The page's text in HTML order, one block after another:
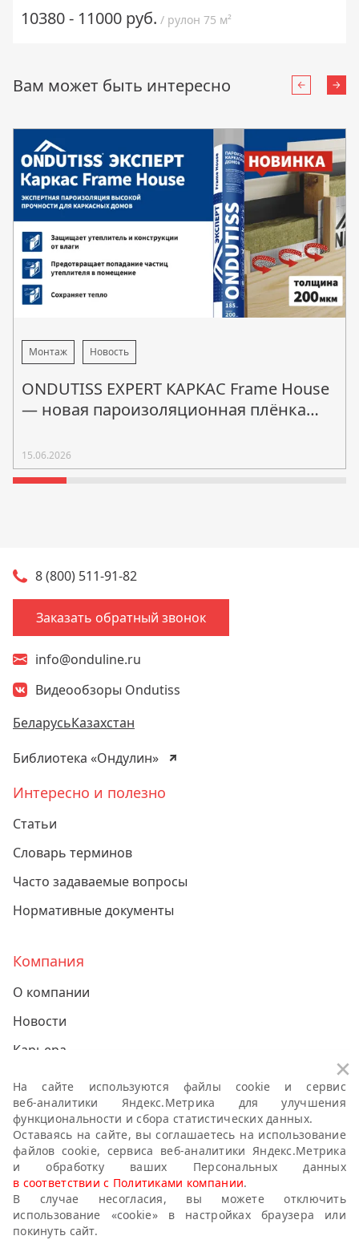
10380 - 11000 руб. / рулон 75 м²
Вам может быть интересно Назад
Монтаж Новость
ONDUTISS EXPERT КАРКАС Frame House
— новая пароизоляционная плёнка
15.06.2026
8 (800) 511-91-82
Заказать обратный звонок
info@onduline.ru
Видеообзоры Ondutiss
БеларусьКазахстан
Библиотека «Ондулин»
Интересно и полезно
Статьи
Словарь терминов
Часто задаваемые вопросы
Нормативные документы
Компания
О компании
Новости
Карьера
Контакты
Политики компании о персональных данных
Антикоррупционная политика
Правила публикации пользовательского контента
Политика использования файлов cookie
На сайте используются файлы cookie и сервис
веб-аналитики Яндекс.Метрика для улучшения
функциональности и сбора статистических данных.
Оставаясь на сайте, вы соглашаетесь на использование
файлов cookie, сервиса веб-аналитики Яндекс.Метрика
и обработку ваших Персональных данных
в соответствии с Политиками компании.
В случае несогласия, вы можете отключить
использование «cookie» в настройках браузера или
покинуть сайт.